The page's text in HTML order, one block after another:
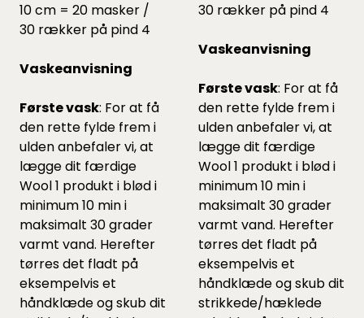
10 cm = 20 masker /
30 rækker på pind 4
Vaskeanvisning
Første vask: For at få
den rette fylde frem i
ulden anbefaler vi, at
lægge dit færdige
Wool 1 produkt i blød i
minimum 10 min i
maksimalt 30 grader
varmt vand. Herefter
tørres det fladt på
eksempelvis et
håndklæde og skub dit
30 rækker på pind 4
Vaskeanvisning
Første vask: For at få
den rette fylde frem i
ulden anbefaler vi, at
lægge dit færdige
Wool 1 produkt i blød i
minimum 10 min i
maksimalt 30 grader
varmt vand. Herefter
tørres det fladt på
eksempelvis et
håndklæde og skub dit
strikkede/hæklede